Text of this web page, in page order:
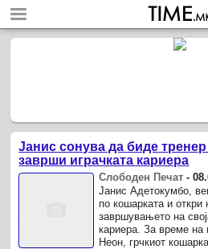
Јанис сонува да биде
заврши играчката кариера
Слободен Печат -
Јанис Адетокумбо,
по кошарката и
завршувањето на
кариера. За време на
Неон, грчкиот